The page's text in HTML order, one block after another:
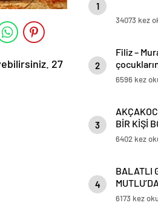
27
1
34073 kez
2
Filiz –
6596 kez
3
BİR KİŞİ
6402 kez
4
BALATLI
DESTEK!
6173 kez